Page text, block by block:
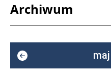
Archiwum